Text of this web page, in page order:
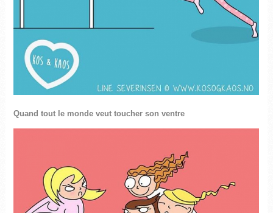
Quand tout le monde veut toucher son ventre